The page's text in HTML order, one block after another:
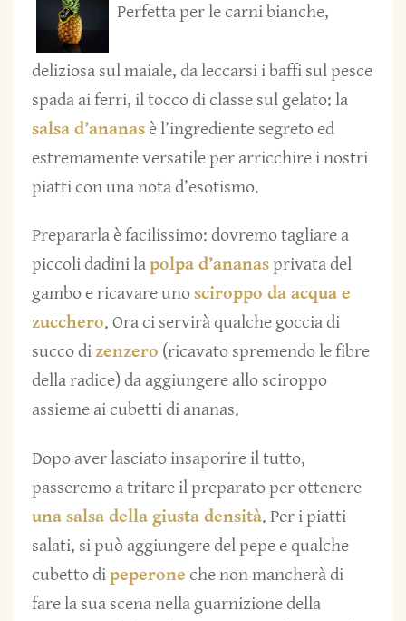
Perfetta per le carni bianche,
deliziosa sul maiale, da leccarsi i baffi sul pesce
spada ai ferri, il tocco di classe sul gelato: la
salsa d’ananasè l’ingrediente segreto ed
estremamente versatile per arricchire i nostri
piatti con una nota d’esotismo.
Prepararla è facilissimo: dovremo tagliare a
piccoli dadini lapolpa d’ananasprivata del
gambo e ricavare unosciroppo da acqua e
zucchero. Ora ci servirà qualche goccia di
succo dizenzero (ricavato spremendo le fibre
della radice) da aggiungere allo sciroppo
assieme ai cubetti di ananas.
Dopo aver lasciato insaporire il tutto,
passeremo a tritare il preparato per ottenere
una salsa della giusta densità. Per i piatti
salati, si può aggiungere del pepe e qualche
cubetto dipeperone che non mancherà di
fare la sua scena nella guarnizione della